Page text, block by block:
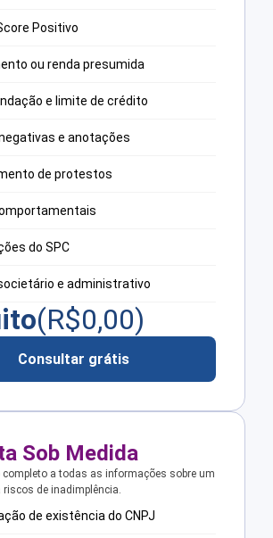
Positivo
ou renda presumida
e limite de crédito
e anotações
de protestos
do SPC
e administrativo
(R$0,00)
Consultar grátis
Sob Medida
completo a todas as informações sobre um
riscos de inadimplência.
de existência do CNPJ